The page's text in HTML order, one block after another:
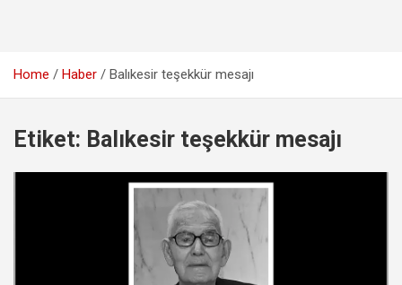
Home Haber Balıkesir teşekkür mesajı
Etiket: Balıkesir teşekkür mesajı